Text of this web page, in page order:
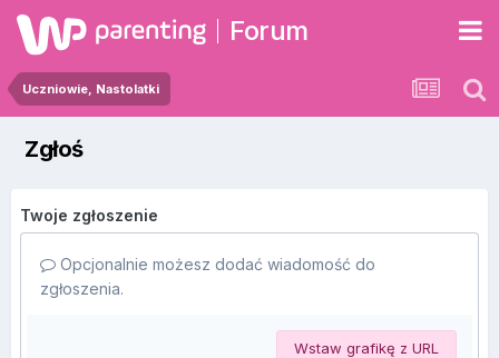
Forum
Uczniowie, Nastolatki
Zgłoś
Twoje zgłoszenie
Opcjonalnie możesz dodać wiadomość do
zgłoszenia.
Wstaw grafikę z URL